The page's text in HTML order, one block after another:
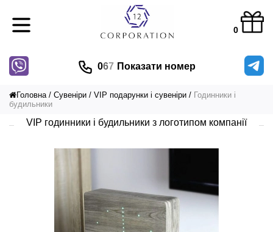
0
067 Показати номер
Головна Сувеніри VIP подарунки і сувеніри
Годинники і
будильники
VIP годинники і будильники з логотипом компанії